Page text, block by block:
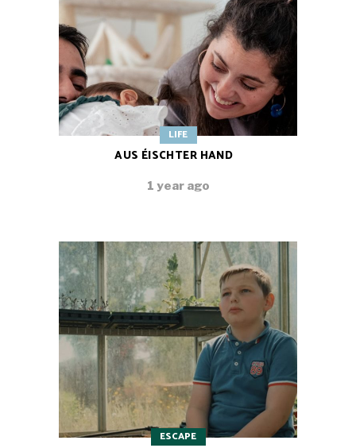
LIFE
AUS ÉISCHTER HAND
1 year ago
ESCAPE